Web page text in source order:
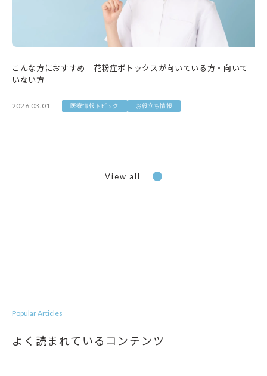
こんな方におすすめ｜花粉症ボトックスが向いている方・向いて
いない方
2026.03.01 医療情報トピック お役立ち情報
View all
Popular Articles
よく読まれているコンテンツ